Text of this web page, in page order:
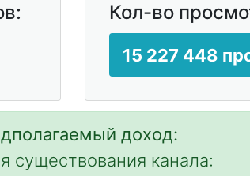
Кол-во
15 227 448
доход:
существования канала: